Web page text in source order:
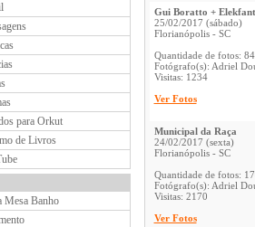
para Orkut
de Livros
Mesa Banho
Gui Boratto +
25/02/2017 (sábado)
Florianópolis - SC
Quantidade de fotos: 84
Fotógrafo(s): Adriel
Visitas: 1234
Ver Fotos
Municipal da Raça
24/02/2017 (sexta)
Florianópolis - SC
Quantidade de fotos:
Fotógrafo(s): Adriel
Visitas: 2170
Ver Fotos